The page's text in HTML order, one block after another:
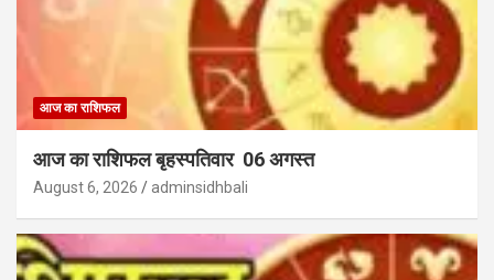
आज का राशिफल
आज का राशिफल बृहस्पतिवार 06 अगस्त
August 6, 2026 adminsidhbali